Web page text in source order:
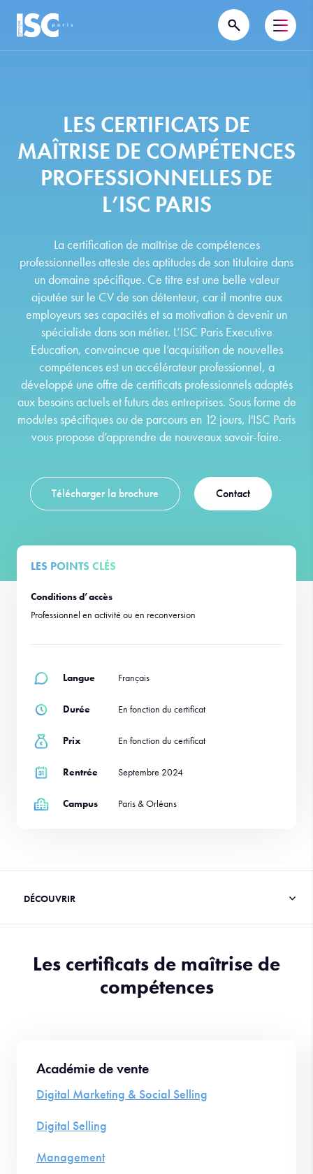
LES CERTIFICATS DE
MAÎTRISE DE COMPÉTENCES
PROFESSIONNELLES DE
L’ISC PARIS
La certification de maîtrise de compétences
professionnelles atteste des aptitudes de son titulaire dans
un domaine spécifique. Ce titre est une belle valeur
ajoutée sur le CV de son détenteur, car il montre aux
employeurs ses capacités et sa motivation à devenir un
spécialiste dans son métier. L’ISC Paris Executive
Education, convaincue que l’acquisition de nouvelles
compétences est un accélérateur professionnel, a
développé une offre de certificats professionnels adaptés
aux besoins actuels et futurs des entreprises. Sous forme de
modules spécifiques ou de parcours en 12 jours, l'ISC Paris
vous propose d’apprendre de nouveaux savoir-faire.
Télécharger la brochure Contact
LES POINTS CLÉS
Conditions d’accès
Professionnel en activité ou en reconversion
Langue Français
Durée En fonction du certificat
Prix En fonction du certificat
Rentrée Septembre 2024
Campus Paris & Orléans
Les certificats de maîtrise de
compétences
Académie de vente
Digital Marketing & Social Selling
Digital Selling
Management